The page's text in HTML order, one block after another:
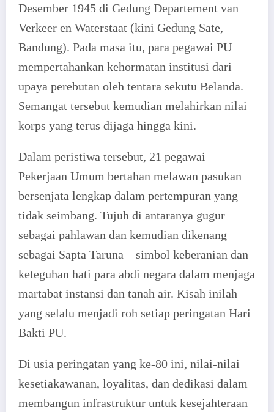
Desember 1945 di Gedung Departement van
Verkeer en Waterstaat (kini Gedung Sate,
Bandung). Pada masa itu, para pegawai PU
mempertahankan kehormatan institusi dari
upaya perebutan oleh tentara sekutu Belanda.
Semangat tersebut kemudian melahirkan nilai
korps yang terus dijaga hingga kini.
Dalam peristiwa tersebut, 21 pegawai
Pekerjaan Umum bertahan melawan pasukan
bersenjata lengkap dalam pertempuran yang
tidak seimbang. Tujuh di antaranya gugur
sebagai pahlawan dan kemudian dikenang
sebagai Sapta Taruna—simbol keberanian dan
keteguhan hati para abdi negara dalam menjaga
martabat instansi dan tanah air. Kisah inilah
yang selalu menjadi roh setiap peringatan Hari
Bakti PU.
Di usia peringatan yang ke-80 ini, nilai-nilai
kesetiakawanan, loyalitas, dan dedikasi dalam
membangun infrastruktur untuk kesejahteraan